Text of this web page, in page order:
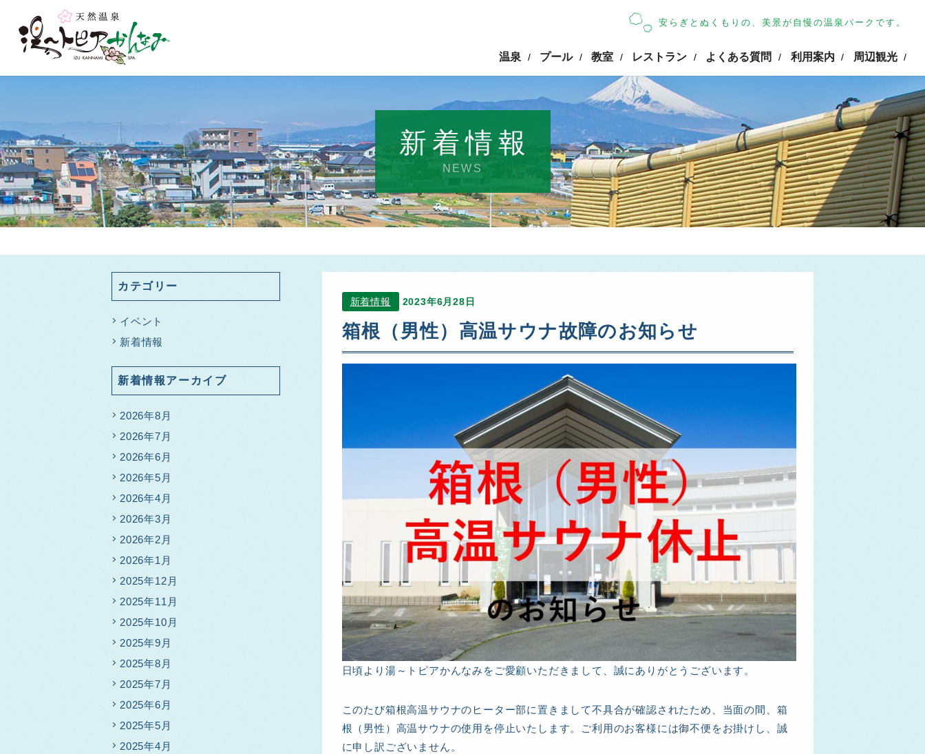
安らぎとぬくもりの、美景が自慢の温泉パークです。
温泉 / プール / 教室 / レストラン / よくある質問 / 利用案内 / 周辺観光 /
新着情報
NEWS
新着情報 2023年6月28日
箱根（男性）高温サウナ故障のお知らせ
日頃より湯～トピアかんなみをご愛顧いただきまして、誠にありがとうございます。
このたび箱根高温サウナのヒーター部に置きまして不具合が確認されたため、当面の間、箱
根（男性）高温サウナの使用を停止いたします。ご利用のお客様には御不便をお掛けし、誠
に申し訳ございません。
カテゴリー
イベント
新着情報
新着情報アーカイブ
2026年8月
2026年7月
2026年6月
2026年5月
2026年4月
2026年3月
2026年2月
2026年1月
2025年12月
2025年11月
2025年10月
2025年9月
2025年8月
2025年7月
2025年6月
2025年5月
2025年4月